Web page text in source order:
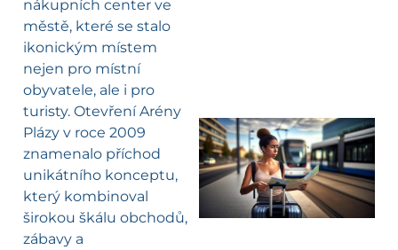
nákupních center ve
městě, které se stalo
ikonickým místem
nejen pro místní
obyvatele, ale i pro
turisty. Otevření Arény
Plázy v roce 2009
znamenalo příchod
unikátního konceptu,
který kombinoval
širokou škálu obchodů,
zábavy a